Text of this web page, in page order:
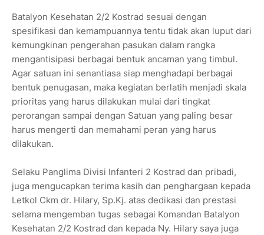
Batalyon Kesehatan 2/2 Kostrad sesuai dengan
spesifikasi dan kemampuannya tentu tidak akan luput dari
kemungkinan pengerahan pasukan dalam rangka
mengantisipasi berbagai bentuk ancaman yang timbul.
Agar satuan ini senantiasa siap menghadapi berbagai
bentuk penugasan, maka kegiatan berlatih menjadi skala
prioritas yang harus dilakukan mulai dari tingkat
perorangan sampai dengan Satuan yang paling besar
harus mengerti dan memahami peran yang harus
dilakukan.
Selaku Panglima Divisi Infanteri 2 Kostrad dan pribadi,
juga mengucapkan terima kasih dan penghargaan kepada
Letkol Ckm dr. Hilary, Sp.Kj. atas dedikasi dan prestasi
selama mengemban tugas sebagai Komandan Batalyon
Kesehatan 2/2 Kostrad dan kepada Ny. Hilary saya juga